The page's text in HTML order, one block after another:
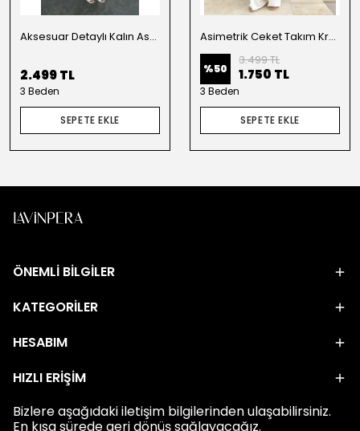
Aksesuar Detaylı Kalın Askılı Elbise Beyaz
2.499 TL
3 Beden
SEPETE EKLE
Asimetrik Ceket Takım Krem
%50
3.499 TL
1.750 TL
3 Beden
SEPETE EKLE
ÖNEMLİ BİLGİLER
KATEGORİLER
HESABIM
HIZLI ERİŞİM
Bizlere aşağıdaki iletişim bilgilerinden ulaşabilirsiniz.
En kısa sürede geri dönüş sağlayacağız.